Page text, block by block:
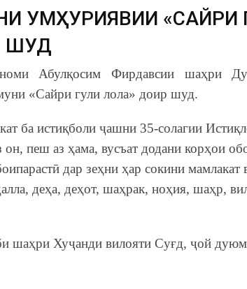
ҶУМҲУРИЯВИИ «САЙРИ
ШУД
Абулқосим Фирдавсии шаҳри
«Сайри гули лола» доир шуд.
ба истиқболи ҷашни 35-солагии
пеш аз ҳама, вусъат додани корҳои
дар зеҳни ҳар сокини мамлакат
деҳа, деҳот, шаҳрак, ноҳия, шаҳр,
шаҳри Хуҷанди вилояти Суғд, ҷой